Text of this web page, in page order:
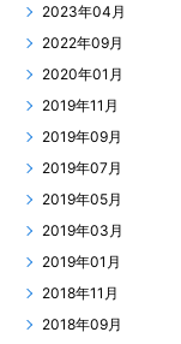
2023年04月
2022年09月
2020年01月
2019年11月
2019年09月
2019年07月
2019年05月
2019年03月
2019年01月
2018年11月
2018年09月